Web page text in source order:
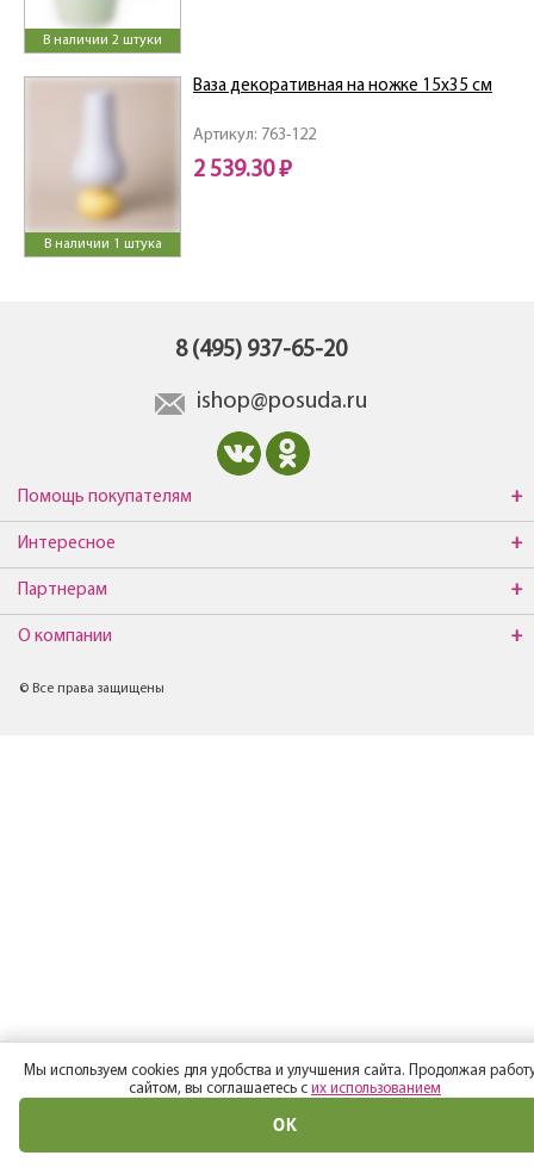
В наличии 2 штуки
В наличии 1 штука
Артикул: 763-122
Ваза декоративная на ножке 15х35 см
2 539.30 ₽
8 (495) 937-65-20
ishop@posuda.ru
Помощь покупателям
Интересное
Партнерам
О компании
© Все права защищены
Мы используем cookies для удобства и улучшения сайта. Продолжая
сайтом, вы соглашаетесь с их использованием
ОК